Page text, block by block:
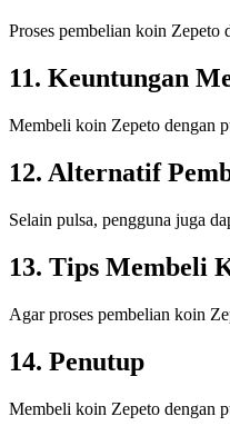
Proses pembelian koin Zepeto
11. Keuntungan
Membeli koin Zepeto dengan
12. Alternatif
Selain pulsa, pengguna juga
13. Tips Membeli
Agar proses pembelian koin
14. Penutup
Membeli koin Zepeto dengan